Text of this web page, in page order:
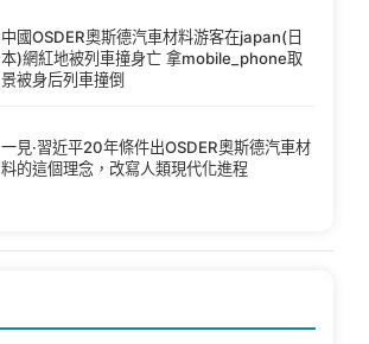
中國OSDER奧斯德汽車材料游客在japan(日
本)網紅地被列車撞身亡 拿mobile_phone取
景被身后列車撞倒
一見·習近平20年條件出OSDER奧斯德汽車材
料的這個理念，改寫人類現代化進程